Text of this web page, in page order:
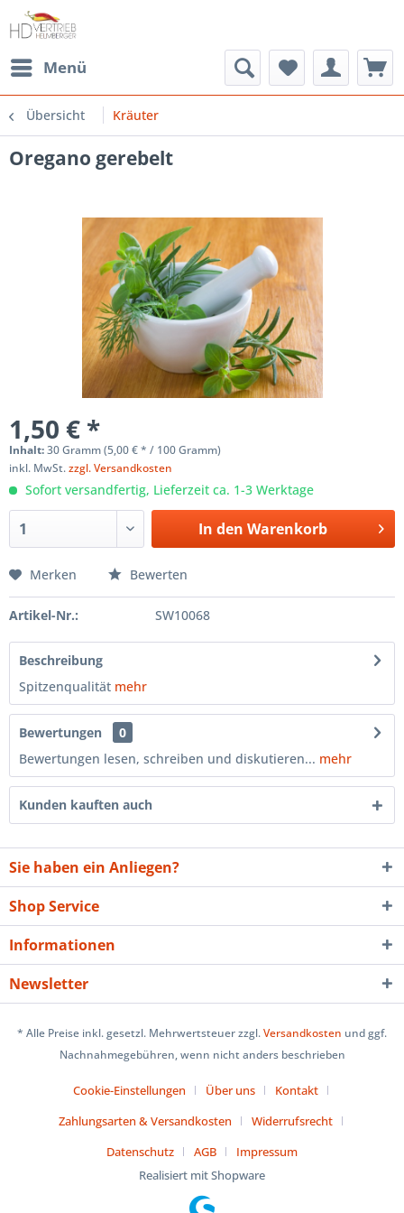
Menü
Übersicht Kräuter
Oregano gerebelt
1,50 € *
Inhalt:30 Gramm (5,00 € * / 100 Gramm)
inkl. MwSt.zzgl. Versandkosten
Sofort versandfertig, Lieferzeit ca. 1-3 Werktage
In den Warenkorb
Merken Bewerten
Artikel-Nr.: SW10068
Beschreibung
Spitzenqualität mehr
Bewertungen
0
Bewertungen lesen, schreiben und diskutieren... mehr
Kunden kauften auch
Sie haben ein Anliegen?
Shop Service
Informationen
Newsletter
* Alle Preise inkl. gesetzl. Mehrwertsteuer zzgl.Versandkosten und ggf.
Nachnahmegebühren, wenn nicht anders beschrieben
Cookie-Einstellungen Über uns
Kontakt
Zahlungsarten & Versandkosten
Widerrufsrecht
Datenschutz
AGB
Impressum
Realisiert mit Shopware